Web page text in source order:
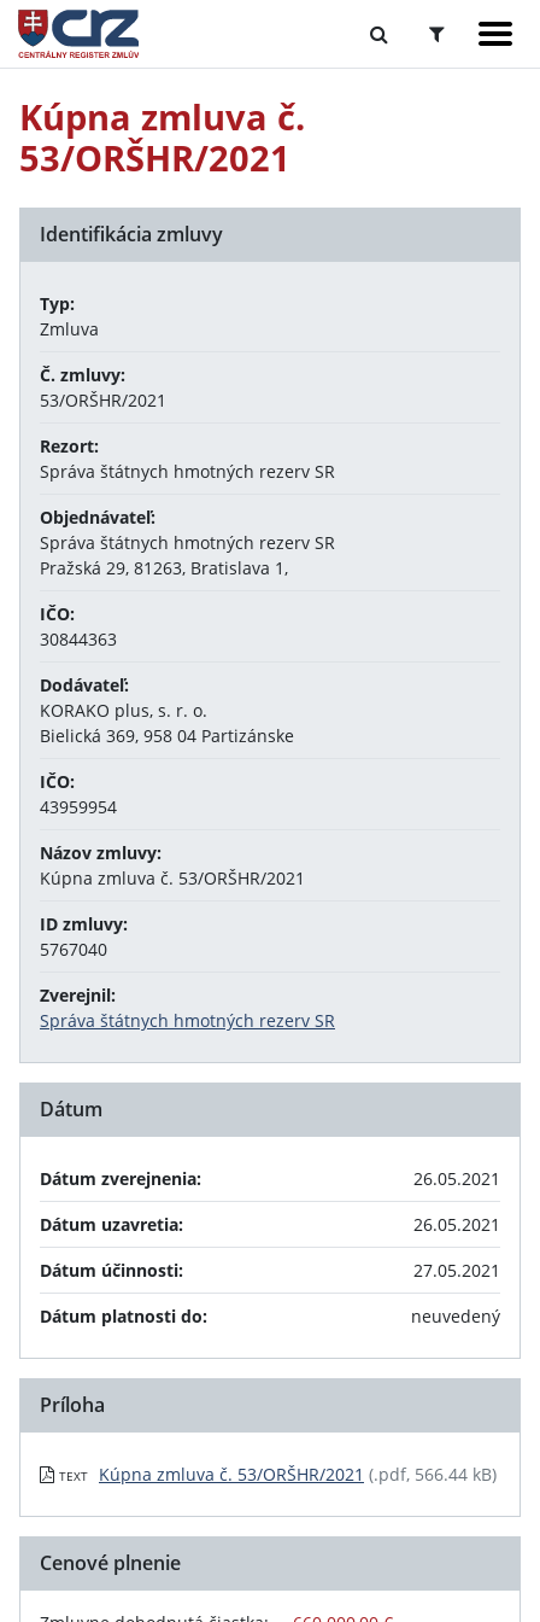
Kúpna zmluva č.
53/ORŠHR/2021
Identifikácia zmluvy
Typ:
Zmluva
Č. zmluvy:
53/ORŠHR/2021
Rezort:
Správa štátnych hmotných rezerv SR
Objednávateľ:
Správa štátnych hmotných rezerv SR
Pražská 29, 81263, Bratislava 1,
IČO:
30844363
Dodávateľ:
KORAKO plus, s. r. o.
Bielická 369, 958 04 Partizánske
IČO:
43959954
Názov zmluvy:
Kúpna zmluva č. 53/ORŠHR/2021
ID zmluvy:
5767040
Zverejnil:
Správa štátnych hmotných rezerv SR
Dátum
Dátum zverejnenia:
26.05.2021
Dátum uzavretia:
26.05.2021
Dátum účinnosti:
27.05.2021
Dátum platnosti do:
neuvedený
Príloha
TEXT Kúpna zmluva č. 53/ORŠHR/2021 (.pdf, 566.44 kB)
Cenové plnenie